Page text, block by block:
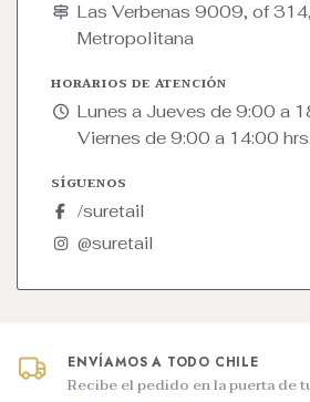
Las Verbenas 9009, of
Metropolitana
HORARIOS DE ATENCIÓN
Lunes a Jueves de 9:00 a
Viernes de 9:00 a 14:00 hrs.
SÍGUENOS
/suretail
@suretail
ENVÍAMOS A TODO CHILE
Recibe el pedido en la puerta de